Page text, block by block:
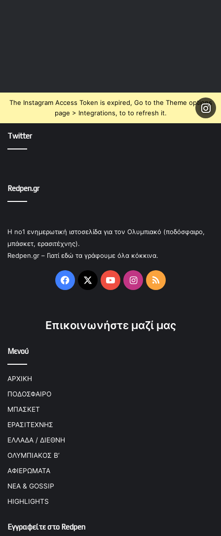
The Instagram Access Token is expired, Go to the Theme options
page > Integrations, to to refresh it.
Twitter
Redpen.gr
Η no1 ενημερωτική ιστοσελίδα για τον Ολυμπιακό (ποδόσφαιρο,
μπάσκετ, ερασιτέχνης).
Redpen.gr – Γιατί εδώ τα γράφουμε όλα κόκκινα.
Facebook
X YouTubeInstagram
RSS
Επικοινωνήστε μαζί μας
Μενού
ΑΡΧΙΚΗ
ΠΟΔΟΣΦΑΙΡΟ
ΜΠΑΣΚΕΤ
ΕΡΑΣΙΤΕΧΝΗΣ
ΕΛΛΑΔΑ / ΔΙΕΘΝΗ
ΟΛΥΜΠΙΑΚΟΣ Β’
ΑΦΙΕΡΩΜΑΤΑ
ΝΕΑ & GOSSIP
HIGHLIGHTS
Εγγραφείτε στο Redpen